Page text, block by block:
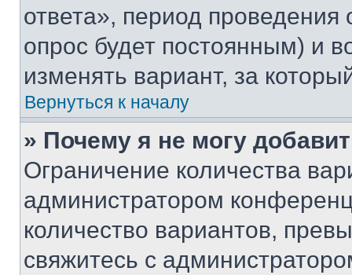
ответа», период проведения
опрос будет постоянным) и
изменять вариант, за
Вернуться к началу
» Почему я не могу
Ограничение количества
администратором
количество вариантов,
свяжитесь с